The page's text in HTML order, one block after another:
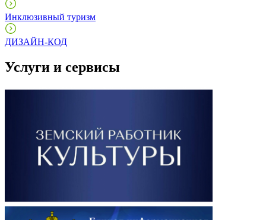
Инклюзивный туризм
ДИЗАЙН-КОД
Услуги и сервисы